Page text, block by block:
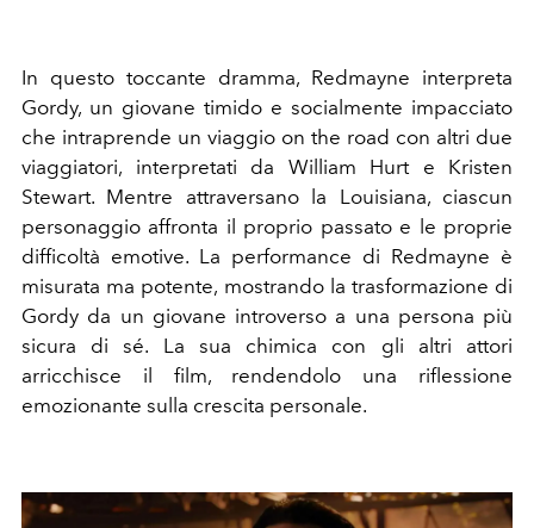
In questo toccante dramma, Redmayne interpreta
Gordy, un giovane timido e socialmente impacciato
che intraprende un viaggio on the road con altri due
viaggiatori, interpretati da William Hurt e Kristen
Stewart. Mentre attraversano la Louisiana, ciascun
personaggio affronta il proprio passato e le proprie
difficoltà emotive. La performance di Redmayne è
misurata ma potente, mostrando la trasformazione di
Gordy da un giovane introverso a una persona più
sicura di sé. La sua chimica con gli altri attori
arricchisce il film, rendendolo una riflessione
emozionante sulla crescita personale.